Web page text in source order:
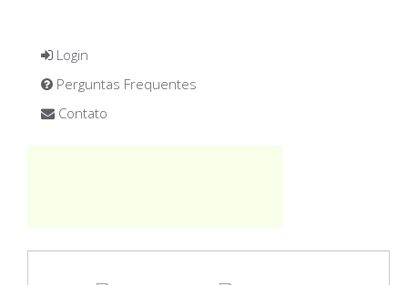
Login
Perguntas Frequentes
Contato